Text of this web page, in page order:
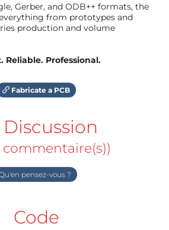
Gerber, and ODB++ formats, the
from prototypes and
production and volume
Reliable. Professional.
Fabricate a PCB
Discussion
commentaire(s))
pensez-vous ?
Code